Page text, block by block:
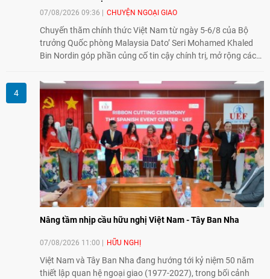
07/08/2026 09:36 CHUYỆN NGOẠI GIAO
Chuyến thăm chính thức Việt Nam từ ngày 5-6/8 của Bộ
trưởng Quốc phòng Malaysia Dato’ Seri Mohamed Khaled
Bin Nordin góp phần củng cố tin cậy chính trị, mở rộng các
Malaysia theo hướng ngày càng thực chất.
Nâng tầm nhịp cầu hữu nghị Việt Nam - Tây Ban Nha
07/08/2026 11:00 HỮU NGHỊ
Việt Nam và Tây Ban Nha đang hướng tới kỷ niệm 50 năm
thiết lập quan hệ ngoại giao (1977-2027), trong bối cảnh